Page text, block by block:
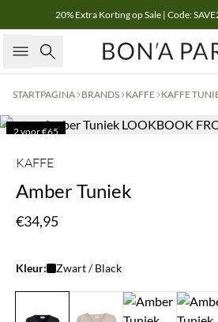
20% Extra Korting op Sale | Code:
Zoeken
STARTPAGINA BRANDS KAFFE KAFFE
2 voor €65
KAFFE
Amber Tuniek
€34,95
Kleur: Zwart / Black